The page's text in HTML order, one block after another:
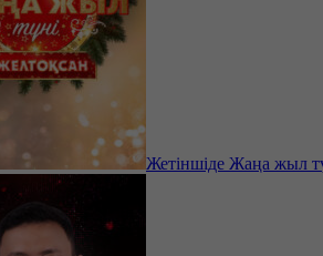
Жетіншіде Жаңа жыл